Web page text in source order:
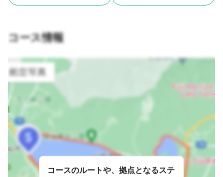
コース情報
コースのルートや、拠点となるステ